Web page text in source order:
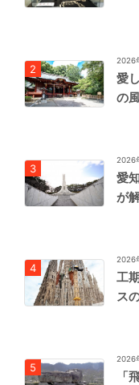
2026
愛
の
2026
愛
が
2026
工
ス
2026
「